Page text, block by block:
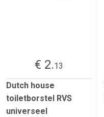
€ 2.13
Dutch house
toiletborstel RVS
universeel